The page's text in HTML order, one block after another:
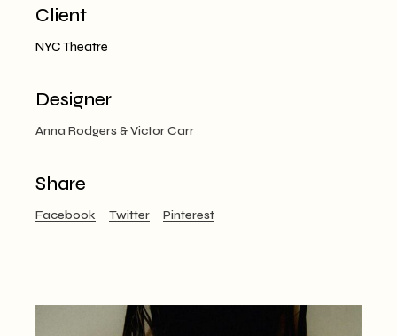
Client
NYC Theatre
Designer
Anna Rodgers & Victor Carr
Share
Facebook Twitter Pinterest